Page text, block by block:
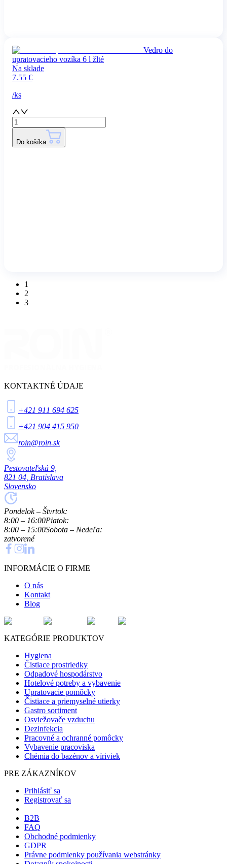
Vedro do
upratovacieho vozíka 6 l žlté
Na sklade
7.55 €
/ks
Do košíka
1
2
3
KONTAKTNÉ ÚDAJE
+421 911 694 625
+421 904 415 950
roin@roin.sk
Pestovateľská 9,
821 04, Bratislava
Slovensko
Pondelok – Štvrtok:
8:00 – 16:00Piatok:
8:00 – 15:00Sobota – Nedeľa:
zatvorené
INFORMÁCIE O FIRME
O nás
Kontakt
Blog
KATEGÓRIE PRODUKTOV
Hygiena
Čistiace prostriedky
Odpadové hospodárstvo
Hotelové potreby a vybavenie
Upratovacie pomôcky
Čistiace a priemyselné utierky
Gastro sortiment
Osviežovače vzduchu
Dezinfekcia
Pracovné a ochranné pomôcky
Vybavenie pracoviska
Chémia do bazénov a víriviek
PRE ZÁKAZNÍKOV
Prihlásiť sa
Registrovať sa
B2B
FAQ
Obchodné podmienky
GDPR
Právne podmienky používania webstránky